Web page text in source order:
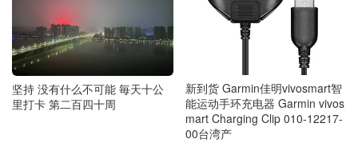
坚持 没有什么不可能 毎天十公
里打卡 第二百四十周
新到货 Garmin佳明vivosmart智
能运动手环充电器 Garmin vivos
mart Charging Clip 010-12217-
00台湾产